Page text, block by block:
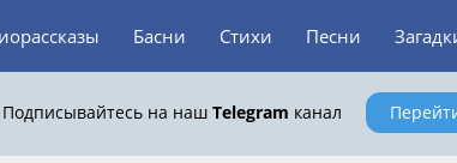
Басни Стихи Песни
Подписывайтесь на наш Telegram канал